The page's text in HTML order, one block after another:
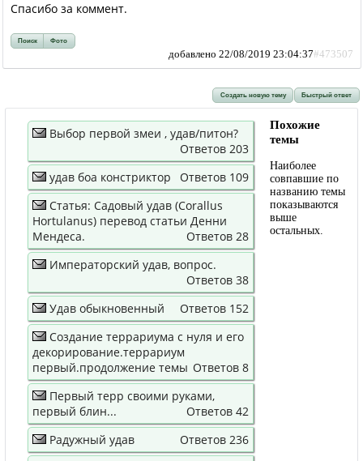
Спасибо за коммент.
Поиск Фото
добавлено 22/08/2019 23:04:37#473507
Создать новую тему Быстрый ответ
Выбор первой змеи , удав/питон?
Ответов 203
удав боа констриктор
Ответов 109
Статья: Садовый удав (Corallus
Hortulanus) перевод статьи Денни
Мендеса.
Ответов 28
Императорский удав, вопрос.
Ответов 38
Удав обыкновенный
Ответов 152
Создание террариума с нуля и его
декорирование.террариум
первый.продолжение темы Ответов 8
Первый терр своими руками,
первый блин...
Ответов 42
Радужный удав
Ответов 236
Похожие
темы
Наиболее
совпавшие по
названию темы
показываются
выше
остальных.